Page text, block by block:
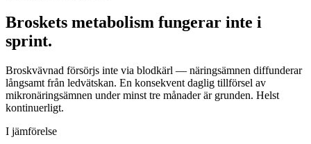
Broskets metabolism fungerar inte i
sprint.
Broskvävnad försörjs inte via blodkärl — näringsämnen diffunderar
långsamt från ledvätskan. En konsekvent daglig tillförsel av
mikronäringsämnen under minst tre månader är grunden. Helst
kontinuerligt.
I jämförelse